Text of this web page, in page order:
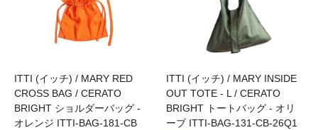
ITTI (イッチ) / MARY RED
CROSS BAG / CERATO
BRIGHT ショルダーバッグ -
オレンジ ITTI-BAG-181-CB
ITTI (イッチ) / MARY INSIDE
OUT TOTE - L / CERATO
BRIGHT トートバッグ - オリ
ーブ ITTI-BAG-131-CB-26Q1